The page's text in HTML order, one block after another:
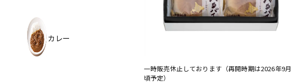
カレー
一時販売休止しております（再開時期は2026年9月
頃予定）